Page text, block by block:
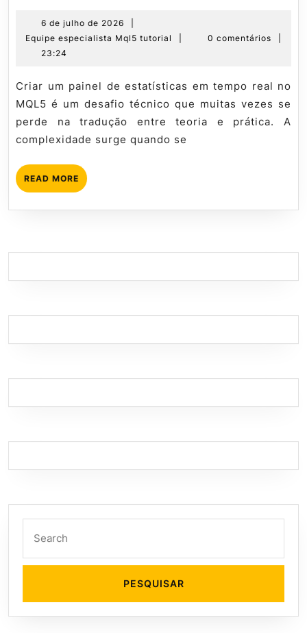
um
painel
de
estatísticas
em
tempo
real
MQL5
6 de julho de 2026
de
2026
Equipe especialista Mql5 tutorial
tutorial
0 comentários
23:24
Criar um painel de estatísticas em tempo real no
MQL5 é um desafio técnico que muitas vezes se
perde na tradução entre teoria e prática. A
complexidade surge quando se
READ MORE READ
MORE